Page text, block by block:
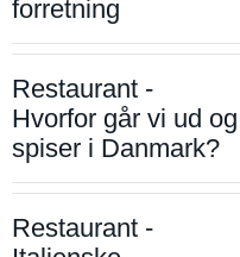
forretning
Restaurant -
Hvorfor går vi ud og
spiser i Danmark?
Restaurant -